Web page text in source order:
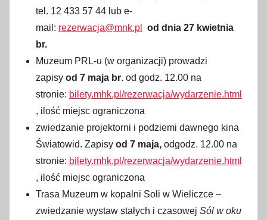
tel. 12 433 57 44 lub e-
mail: rezerwacja@mnk.pl
od dnia 27 kwietnia
br.
Muzeum PRL-u (w organizacji) prowadzi
zapisy od 7 maja br. od godz. 12.00 na
stronie: bilety.mhk.pl/rezerwacja/wydarzenie.html
, ilość miejsc ograniczona
zwiedzanie projektorni i podziemi dawnego kina
Światowid. Zapisy od 7 maja, odgodz. 12.00 na
stronie: bilety.mhk.pl/rezerwacja/wydarzenie.html
, ilość miejsc ograniczona
Trasa Muzeum w kopalni Soli w Wieliczce –
zwiedzanie wystaw stałych i czasowej Sól w oku